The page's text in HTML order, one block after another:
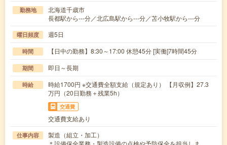
勤務地
北海道千歳市
長都駅から---分／北広島駅から---分／苫小牧駅から---分
曜日頻度 週5日
時間 【日中の勤務】8:30～17:00 休憩45分 [実働]7時間45分
期間 即日～長期
時給
時給1700円 ※交通費全額支給（規定あり） 【月収例】27.3
万円（20日勤務＋残業5h）
交通費
交通費支給あり
仕事内容
製造（組立・加工）
＊設備保全業務・製造設備の点検や予防保全を担当しま